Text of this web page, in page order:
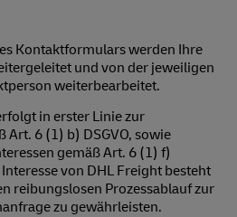
Kontaktformulars werden Ihre
und von der jeweiligen
weiterbearbeitet.
in erster Linie zur
6 (1) b) DSGVO, sowie
gemäß Art. 6 (1) f)
von DHL Freight besteht
reibungslosen Prozessablauf zur
zu gewährleisten.